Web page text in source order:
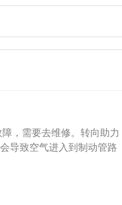
，需要去维修。转向助力
导致空气进入到制动管路
,从而会出现刹车不灵或者
统，尤其是汽车紧急刹车